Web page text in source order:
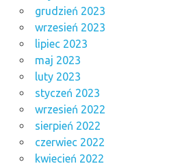
grudzień 2023
wrzesień 2023
lipiec 2023
maj 2023
luty 2023
styczeń 2023
wrzesień 2022
sierpień 2022
czerwiec 2022
kwiecień 2022